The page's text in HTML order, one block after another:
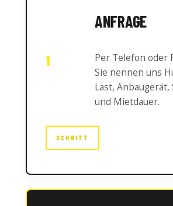
1
ANFRAGE
Per Telefon oder
Sie nennen uns
Last,
und Mietdauer.